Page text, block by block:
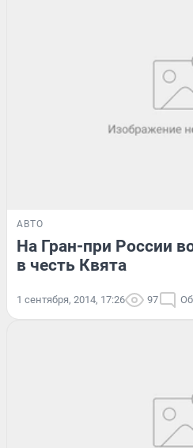
АВТО
На Гран-при России
в честь Квята
1 сентября, 2014, 17:26 97